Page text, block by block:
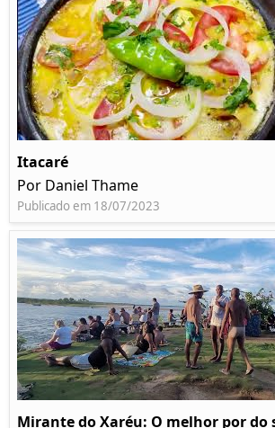
Itacaré
Por Daniel Thame
Publicado em 18/07/2023
Mirante do Xaréu: O melhor por do